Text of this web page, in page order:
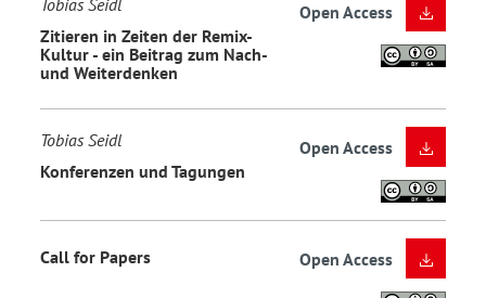
Tobias Seidl
Zitieren in Zeiten der Remix-
Kultur - ein Beitrag zum Nach-
und Weiterdenken
Open Access
Tobias Seidl
Konferenzen und Tagungen
Open Access
Call for Papers Open Access